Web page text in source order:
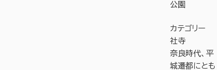
公園
カテゴリー
社寺
奈良時代、平
城遷都にとも